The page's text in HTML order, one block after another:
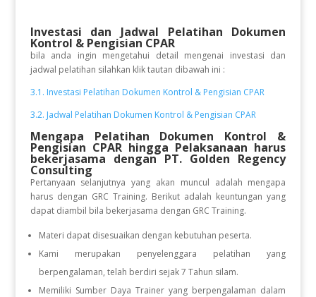
Investasi dan Jadwal Pelatihan Dokumen
Kontrol & Pengisian CPAR
bila anda ingin mengetahui detail mengenai investasi dan
jadwal pelatihan silahkan klik tautan dibawah ini :
3.1. Investasi Pelatihan Dokumen Kontrol & Pengisian CPAR
3.2. Jadwal Pelatihan Dokumen Kontrol & Pengisian CPAR
Mengapa Pelatihan Dokumen Kontrol &
Pengisian CPAR hingga Pelaksanaan harus
bekerjasama dengan PT. Golden Regency
Consulting
Pertanyaan selanjutnya yang akan muncul adalah mengapa
harus dengan GRC Training. Berikut adalah keuntungan yang
dapat diambil bila bekerjasama dengan GRC Training.
Materi dapat disesuaikan dengan kebutuhan peserta.
Kami merupakan penyelenggara pelatihan yang
berpengalaman, telah berdiri sejak 7 Tahun silam.
Memiliki Sumber Daya Trainer yang berpengalaman dalam